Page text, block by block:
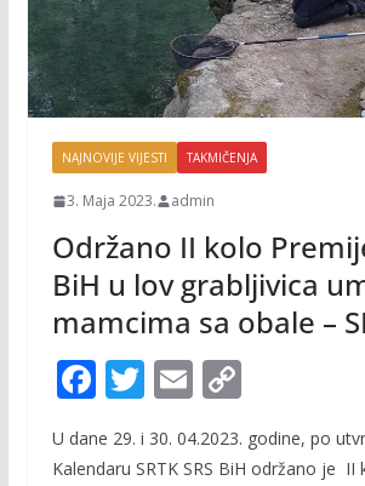
NAJNOVIJE VIJESTI TAKMIČENJA
3. Maja 2023. admin
Održano II kolo
BiH u lov grabljivica
mamcima sa obale –
F
e
T
itt
E
ai
C
p
U dane 29. i 30. 04.2023. godine, po
Kalendaru SRTK SRS BiH održano je II